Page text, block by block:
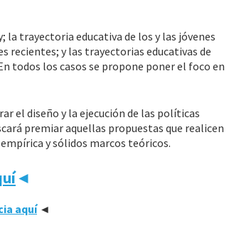
la trayectoria educativa de los y las jóvenes
recientes; y las trayectorias educativas de
todos los casos se propone poner el foco en
el diseño y la ejecución de las políticas
premiar aquellas propuestas que realicen
y sólidos marcos teóricos.
◄
aquí◄